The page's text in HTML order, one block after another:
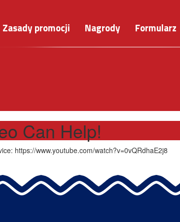
Zasady promocji Nagrody Formularz
Can Help!
https://www.youtube.com/watch?v=0vQRdhaE2j8